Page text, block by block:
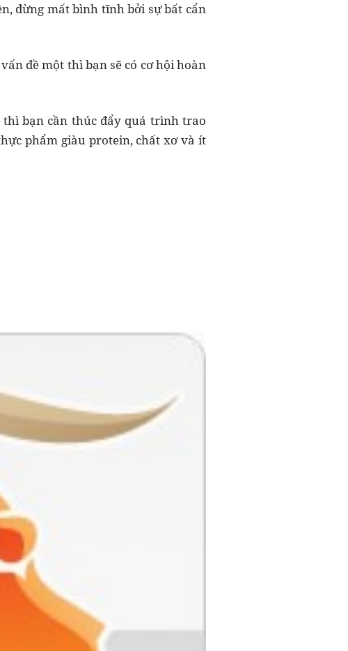
đừng mất bình tĩnh bởi sự bất cẩn
đề một thì bạn sẽ có cơ hội hoàn
thì bạn cần thúc đẩy quá trình trao
phẩm giàu protein, chất xơ và ít